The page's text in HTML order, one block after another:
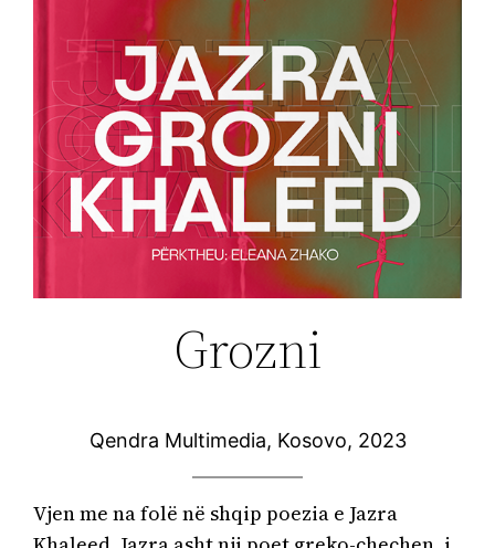
Grozni
Qendra Multimedia, Kosovo, 2023
Vjen me na folë në shqip poezia e Jazra